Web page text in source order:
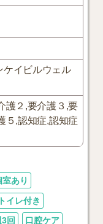
ケイビルウェル
護２,要介護３,要
５,認知症,認知症
室あり
トイレ付き
回 口腔ケア